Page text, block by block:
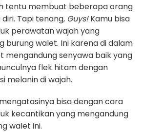
tentu membuat beberapa orang
Tapi tenang, Guys!Kamu bisa
perawatan wajah yang
burung walet. Ini karena di dalam
mengandung senyawa baik yang
flek hitam dengan
melanin di wajah.
bisa dengan cara
kecantikan yang mengandung
walet ini.